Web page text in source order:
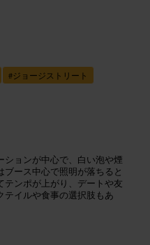
#ジョージストリート
ションが中心で、白い泡や煙
ース中心で照明が落ちると
テンポが上がり、デートや友
テイルや食事の選択肢もあ